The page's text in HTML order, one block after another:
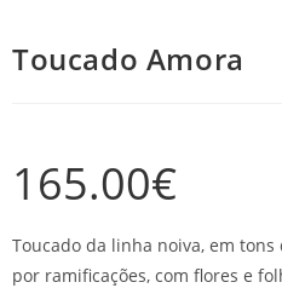
Toucado Amora
165.00€
Toucado da linha noiva, em
por ramificações, com flores e